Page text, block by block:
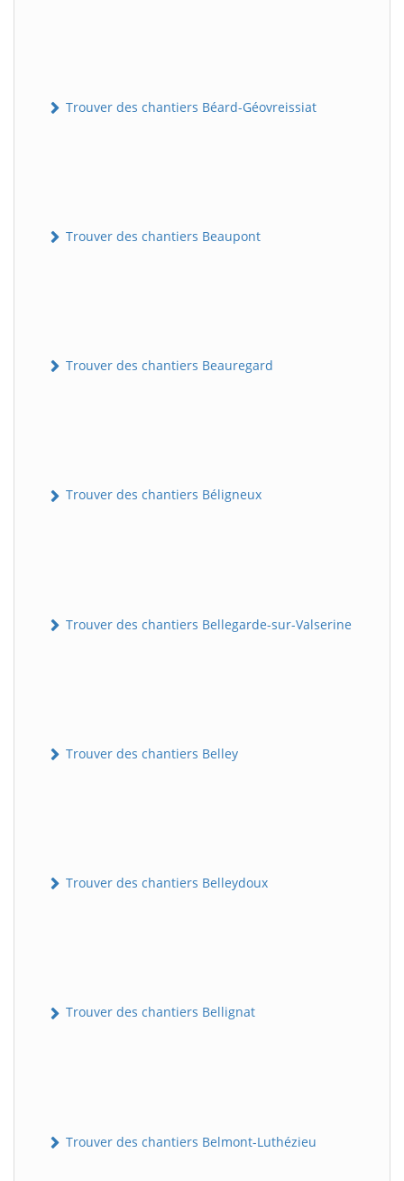
Trouver des chantiers Béard-Géovreissiat
Trouver des chantiers Beaupont
Trouver des chantiers Beauregard
Trouver des chantiers Béligneux
Trouver des chantiers Bellegarde-sur-Valserine
Trouver des chantiers Belley
Trouver des chantiers Belleydoux
Trouver des chantiers Bellignat
Trouver des chantiers Belmont-Luthézieu